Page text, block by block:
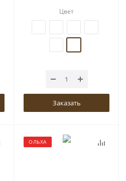
Цвет
Заказать
ОЛЬХА